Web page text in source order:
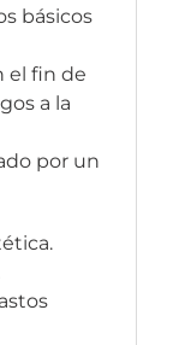
básicos
el fin de
a la
por un